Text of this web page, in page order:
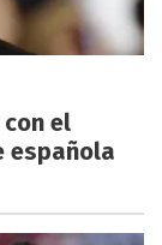
el
española